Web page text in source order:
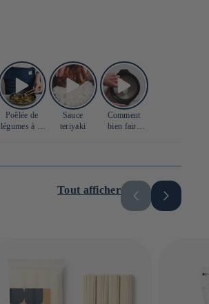
Poêlée de
légumes à la
Sauce
teriyaki
Comment
bien faire
Tout afficher